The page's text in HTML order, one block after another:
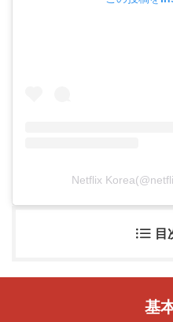
Netflix
目
基